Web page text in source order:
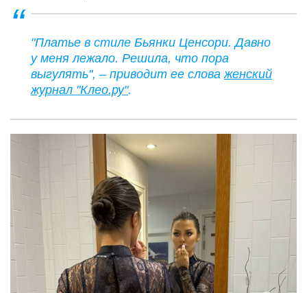
"Платье в стиле Бьянки Ценсори. Давно
у меня лежало. Решила, что пора
выгулять", – приводит ее слова женский
журнал "Клео.ру".